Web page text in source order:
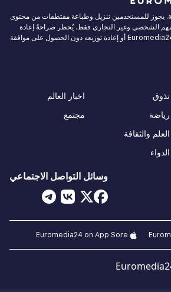
يجوز للمستخدمين تنزيل وطباعة مقتطفات من محتوى
الشخصي وغير التجاري فقط. يُحظر صراحةً إعادة
نشر محتوى Euromedia24.com أو إعادة توزيعه دون الحصول على موافقة
تذوق
رياضة
العلم والثقافة
الدواء
اخبار العالم
مجتمع
وسائل التواصل الاجتماعي
Euromedia24 on App Sore